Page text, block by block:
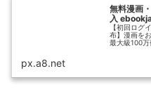
無料漫画
入
【初回ログ
布】漫画を
最大級100
px.a8.net